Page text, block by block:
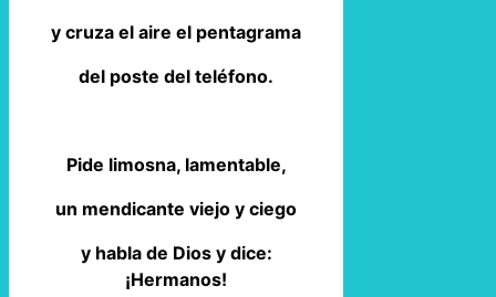
y cruza el aire el pentagrama
del poste del teléfono.
Pide limosna, lamentable,
un mendicante viejo y ciego
y habla de Dios y dice:
¡Hermanos!